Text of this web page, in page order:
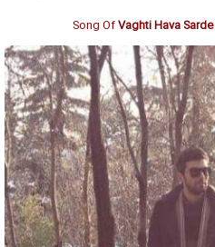
Song OfVaghti Hava Sarde